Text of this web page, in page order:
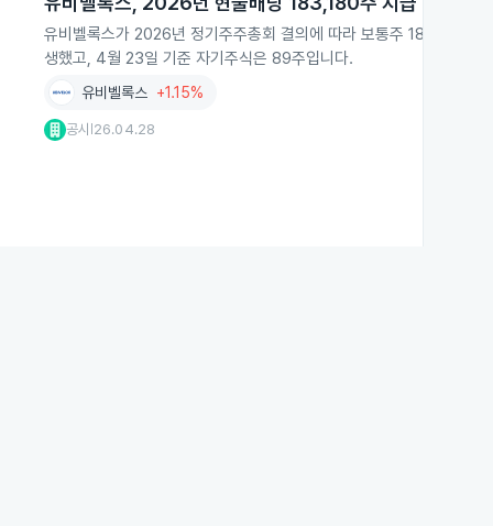
유비벨록스가 2026년 정기주주총회 결의에 따라 보통주 183,180주
생했고, 4월 23일 기준 자기주식은 89주입니다.
유비벨록스 +1.15%
공시 26.04.28